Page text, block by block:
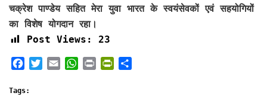
चक्रेश पाण्डेय सहित मेरा युवा भारत के स्वयंसेवकों एवं सहयोगियों
का विशेष योगदान रहा।
Post Views:
23
c
Tags: